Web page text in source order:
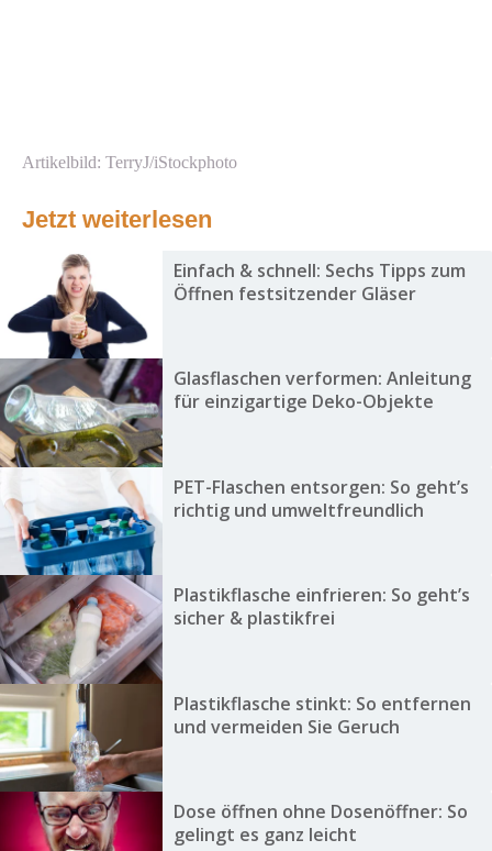
Artikelbild: TerryJ/iStockphoto
Jetzt weiterlesen
Einfach & schnell: Sechs Tipps zum
Öffnen festsitzender Gläser
Glasflaschen verformen: Anleitung
für einzigartige Deko-Objekte
PET-Flaschen entsorgen: So geht’s
richtig und umweltfreundlich
Plastikflasche einfrieren: So geht’s
sicher & plastikfrei
Plastikflasche stinkt: So entfernen
und vermeiden Sie Geruch
Dose öffnen ohne Dosenöffner: So
gelingt es ganz leicht